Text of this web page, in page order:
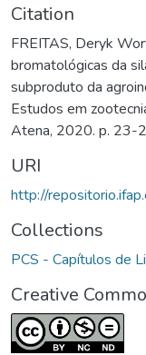
Citation
FREITAS, Deryk
bromatológicas da
subproduto da
Estudos em
Atena, 2020. p. 23-
URI
http://
Collections
PCS - Capítulos de
Creative